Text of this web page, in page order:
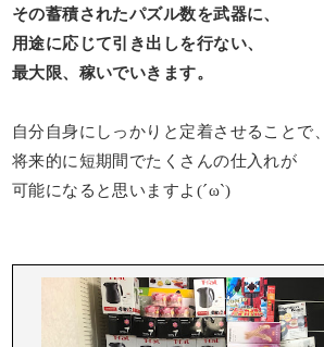
その蓄積されたパズル数を武器に、
用途に応じて引き出しを行ない、
最大限、稼いでいきます。
自分自身にしっかりと定着させることで、
将来的に短期間でたくさんの仕入れが
可能になると思いますよ(´ω`)